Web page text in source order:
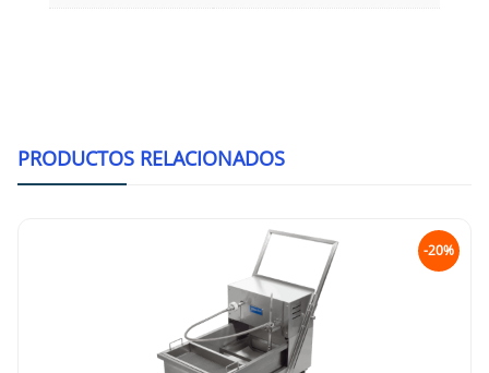
PRODUCTOS RELACIONADOS
-20%